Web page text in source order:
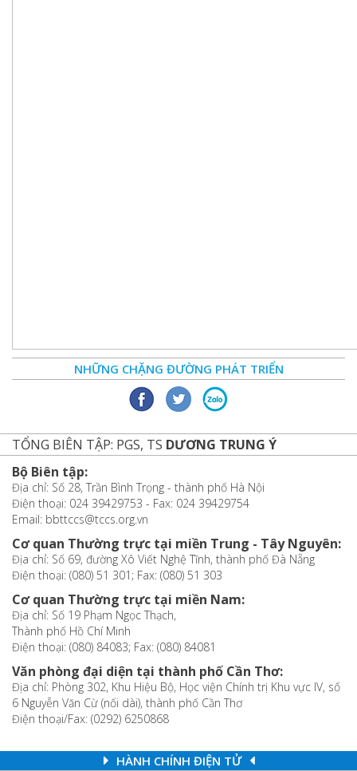
NHỮNG CHẶNG ĐƯỜNG PHÁT TRIỂN
TỔNG BIÊN TẬP: PGS, TS DƯƠNG TRUNG Ý
Bộ Biên tập:
Địa chỉ: Số 28, Trần Bình Trọng - thành phố Hà Nội
Điện thoại: 024 39429753 - Fax: 024 39429754
Email: bbttccs@tccs.org.vn
Cơ quan Thường trực tại miền Trung - Tây Nguyên:
Địa chỉ: Số 69, đường Xô Viết Nghệ Tĩnh, thành phố Đà Nẵng
Điện thoại: (080) 51 301; Fax: (080) 51 303
Cơ quan Thường trực tại miền Nam:
Địa chỉ: Số 19 Phạm Ngọc Thạch,
Thành phố Hồ Chí Minh
Điện thoại: (080) 84083; Fax: (080) 84081
Văn phòng đại diện tại thành phố Cần Thơ:
Địa chỉ: Phòng 302, Khu Hiệu Bộ, Học viện Chính trị Khu vực IV, số
6 Nguyễn Văn Cừ (nối dài), thành phố Cần Thơ
Điện thoại/Fax: (0292) 6250868
HÀNH CHÍNH ĐIỆN TỬ